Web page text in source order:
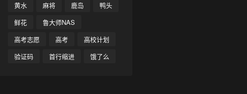
黄水 麻将 鹿岛
鸭头
鲜花
鲁大师NAS
高考志愿
高考
高校计划
验证码
首行缩进 饿了么